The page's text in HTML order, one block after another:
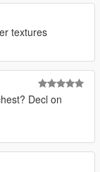
textures
Decl on